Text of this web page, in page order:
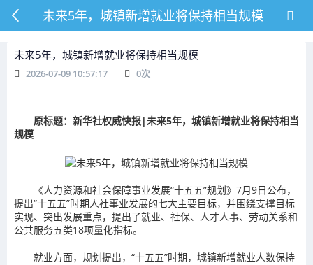
未来5年，城镇新增就业将保持相当规模
未来5年，城镇新增就业将保持相当规模
2026-07-09 10:57:17 0次
原标题：新华社权威快报|未来5年，城镇新增就业将保持相当
规模
《人力资源和社会保障事业发展“十五五”规划》7月9日公布，
提出“十五五”时期人社事业发展的七大主要目标，并围绕支撑目标
实现、突出发展重点，提出了就业、社保、人才人事、劳动关系和
公共服务五类18项量化指标。
就业方面，规划提出，“十五五”时期，城镇新增就业人数保持